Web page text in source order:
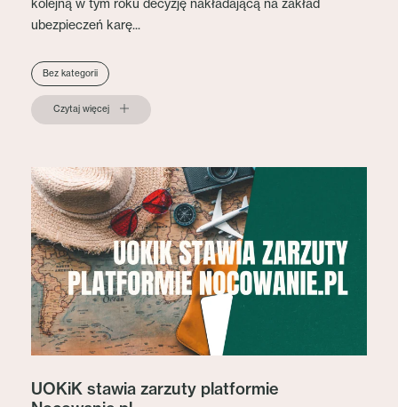
ubezpieczeń karę...
Bez kategorii
Czytaj więcej
UOKiK stawia zarzuty platformie